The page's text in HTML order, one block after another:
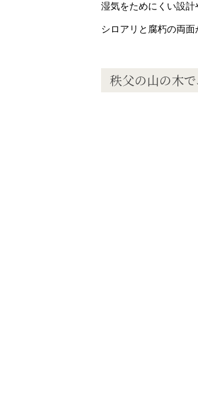
湿気をためにくい設計
シロアリと腐朽の両面
秩父の山の木